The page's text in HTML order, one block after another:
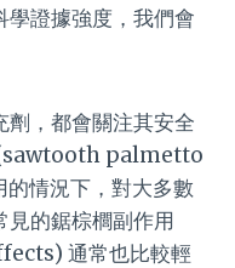
學證據強度，我們會
劑，都會關注其安全
(sawtooth palmetto
情況下，對大多數
見的鋸棕櫚副作用
通常也比較輕